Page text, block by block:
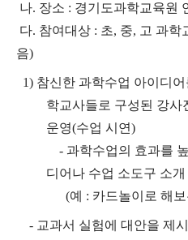
나. 장소 : 경기도과학교육원
다. 참여대상 : 초, 중, 고 과학
음)
1) 참신한 과학수업 아이디
학교사들로 구성된 강사
운영(수업 시연)
- 과학수업의 효과를
디어나 수업 소도구 소개
(예 : 카드놀이로 해보
- 교과서 실험에 대안을 제